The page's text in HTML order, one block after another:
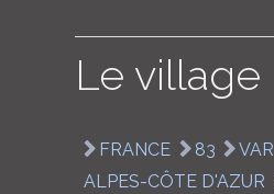
Le village
FRANCE 83 VAR
ALPES-CÔTE D'AZUR